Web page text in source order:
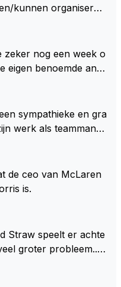
kunnen organiseren
geld voor de FOM o
halen. Dit terwijl dez
eigen benoemde anali
ze er allemaal naa
bullshit lezen
sympathieke en gra
persoonlijk lijkt hij d
analist. En dat is niet
televisiezender di
mwah!
de ceo van McLaren
is.
Straw speelt er achte
groter probleem..."